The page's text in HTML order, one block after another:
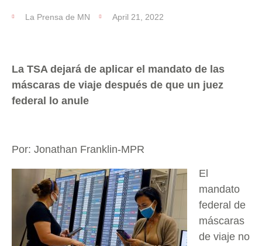
La Prensa de MN April 21, 2022
La TSA dejará de aplicar el mandato de las
máscaras de viaje después de que un juez
federal lo anule
Por: Jonathan Franklin-MPR
El
mandato
federal de
máscaras
de viaje no